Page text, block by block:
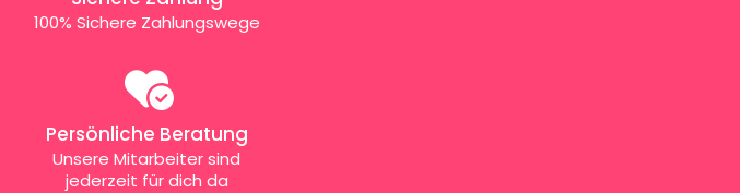
100% Sichere Zahlungswege
Persönliche Beratung
Unsere Mitarbeiter sind
jederzeit für dich da